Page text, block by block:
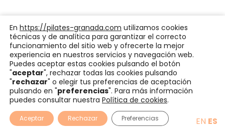
EN ES
En https://pilates-granada.com utilizamos cookies
técnicas y de analítica para garantizar el correcto
funcionamiento del sitio web y ofrecerte la mejor
experiencia en nuestros servicios y navegación web.
Puedes aceptar estas cookies pulsando el botón
"aceptar", rechazar todas las cookies pulsando
"rechazar" o elegir tus preferencias de aceptación
pulsando en "preferencias". Para más información
puedes consultar nuestra Política de cookies.
Aceptar Rechazar Preferencias